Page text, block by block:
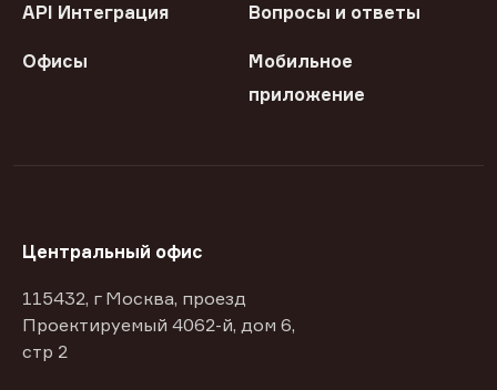
API Интеграция Вопросы и ответы
Офисы
Мобильное
приложение
Центральный офис
115432, г Москва, проезд
Проектируемый 4062-й, дом 6,
стр 2